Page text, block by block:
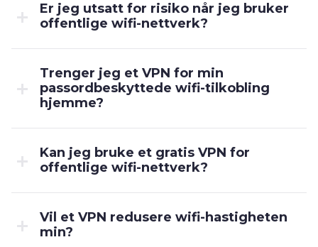
Er jeg utsatt for risiko når jeg bruker
offentlige wifi-nettverk?
Trenger jeg et VPN for min
passordbeskyttede wifi-tilkobling
hjemme?
Kan jeg bruke et gratis VPN for
offentlige wifi-nettverk?
Vil et VPN redusere wifi-hastigheten
min?